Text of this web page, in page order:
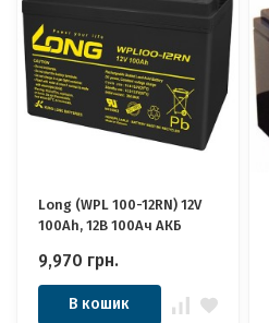
Long (WPL 100-12RN) 12V
100Ah, 12В 100Ач АКБ
9,970 грн.
В кошик